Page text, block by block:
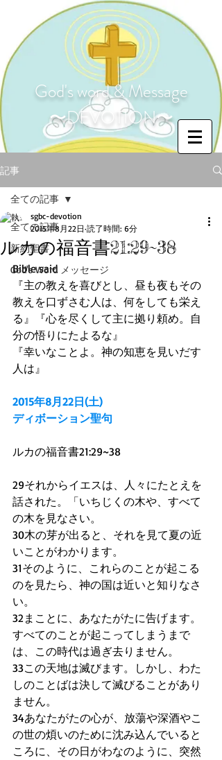
God's word & Message
〜DEVOTION〜
記事
全ての記事
新約聖書
God's Word メッセージ
全ての記事
ルカの福音書21:29~38
sgbc-devotion
2015年8月22日 読了時間: 6分
Bible said
『主の教えを喜びとし、昼も夜もその
教えを口ずさむ人は、何をしても栄え
る』『心を尽くして主に拠り頼め。自
分の悟りにたよるな』
『幸いなことよ。神の知恵を見いだす
人は』
2015年8月22日(土)
ディボーション聖句
ルカの福音書21:29~38
29それからイエスは、人々にたとえを
話された。「いちじくの木や、すべて
の木を見なさい。
30木の芽が出ると、それを見て夏の近
いことがわかります。
31そのように、これらのことが起こる
のを見たら、神の国は近いと知りなさ
い。
32まことに、あなたがたに告げます。
すべてのことが起こってしまうまで
は、この時代は過ぎ去りません。
33この天地は滅びます。しかし、わた
しのことばは決して滅びることがあり
ません。
34あなたがたの心が、放蕩や深酒やこ
の世の煩いのために沈み込んでいると
ころに、その日がわなのように、突然